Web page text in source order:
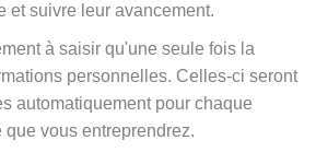
et suivre leur avancement.
à saisir qu'une seule fois la
personnelles. Celles-ci seront
automatiquement pour chaque
vous entreprendrez.